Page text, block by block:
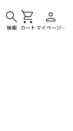
検索 カート マイページ